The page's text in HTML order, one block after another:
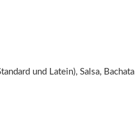
und Latein), Salsa, Bachata